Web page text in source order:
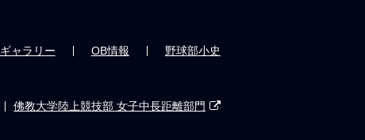
ギャラリー OB情報 野球部小史
佛教大学陸上競技部 女子中長距離部門